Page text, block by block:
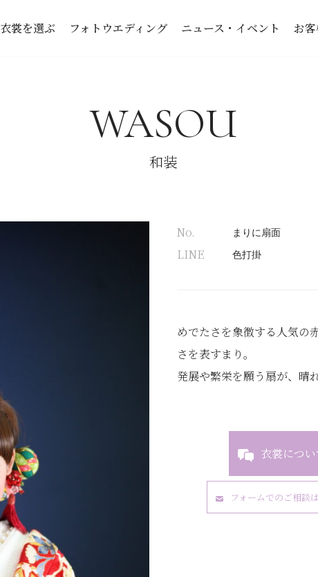
衣裳を選ぶ フォトウエディング ニュース・イベント お
WASOU
和装
No. まりに扇面
LINE 色打掛
めでたさを象徴する人気の
さを表すまり。
発展や繁栄を願う扇が、晴
衣裳につ
フォームでのご相談